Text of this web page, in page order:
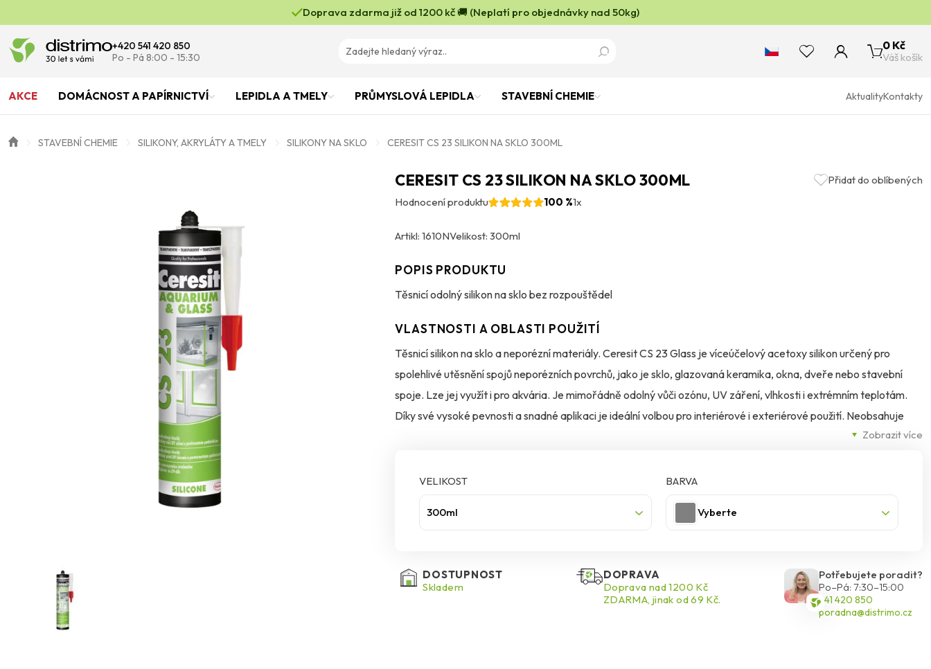
Doprava zdarma již od 1200 kč 🚚 (Neplatí pro objednávky nad 50kg)
+420 541 420 850
Po - Pá 8:00 - 15:30
0 Kč
Váš košík
AKCE DOMÁCNOST A PAPÍRNICTVÍ LEPIDLA A TMELY PRŮMYSLOVÁ LEPIDLA STAVEBNÍ CHEMIE AktualityKontakty
STAVEBNÍ CHEMIE SILIKONY, AKRYLÁTY A TMELY SILIKONY NA SKLO CERESIT CS 23 SILIKON NA SKLO 300ML
CERESIT CS 23 SILIKON NA SKLO 300ML
Přidat do oblíbených
Hodnocení produktu
100 %1x
Artikl: 1610NVelikost: 300ml
POPIS PRODUKTU
Těsnicí odolný silikon na sklo bez rozpouštědel
Zobrazit více
VLASTNOSTI A OBLASTI POUŽITÍ
Těsnicí silikon na sklo a neporézní materiály. Ceresit CS 23 Glass je víceúčelový acetoxy silikon určený pro
spolehlivé utěsnění spojů neporézních povrchů, jako je sklo, glazovaná keramika, okna, dveře nebo stavební
spoje. Lze jej využít i pro akvária. Je mimořádně odolný vůči ozónu, UV záření, vlhkosti i extrémním teplotám.
Díky své vysoké pevnosti a snadné aplikaci je ideální volbou pro interiérové i exteriérové použití. Neobsahuje
VELIKOST
300ml
BARVA
Vyberte
DOSTUPNOST
Skladem
DOPRAVA
Doprava nad 1200 Kč
ZDARMA, jinak od 69 Kč.
Potřebujete poradit?
Po–Pá: 7:30–15:00
541 420 850
poradna@distrimo.cz